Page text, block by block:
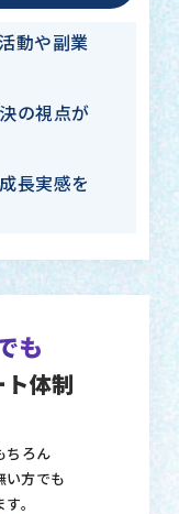
動や副業
の視点が
長実感を
も
体制
ちろん
い方でも
。